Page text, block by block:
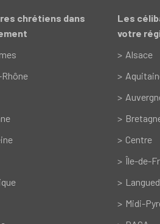
chrétiens dans
Les
votre
Alsace
Centre
Île-de-
Midi-